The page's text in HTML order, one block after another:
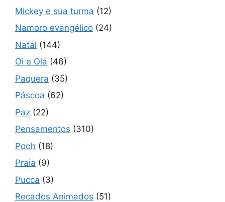
Mickey e sua turma (12)
Namoro evangélico (24)
Natal (144)
Oi e Olá (46)
Paquera (35)
Páscoa (62)
Paz (22)
Pensamentos (310)
Pooh (18)
Praia (9)
Pucca (3)
Recados Animados (51)